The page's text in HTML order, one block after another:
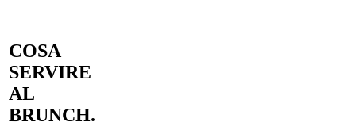
COSA
SERVIRE
AL
BRUNCH.